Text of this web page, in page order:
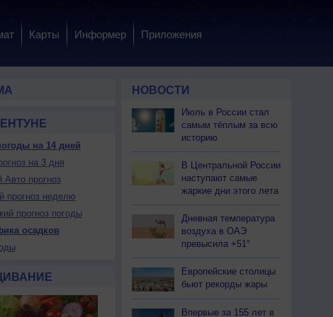
Карты Информер Приложения
9 вс
День
Да
9 вс
Вечер Утро
Нет
10 пн
День
Нет
10 пн
Вечер
Нет
11 вт
Ночь
Можно
11 вт
Можно
+22 +19 +15 +14 +21 +16 +12 +11
на 14 дней
на 3 дня
Авто прогноз
прогноз неделю
прогноз погоды
осадков
НОВОСТИ
Июль в России стал
самым тёплым за всю
историю
В Центральной России
наступают самые
жаркие дни этого лета
Дневная температура
воздуха в ОАЭ
превысила +51°
Европейские столицы
бьют рекорды жары
Впервые за 155 лет в